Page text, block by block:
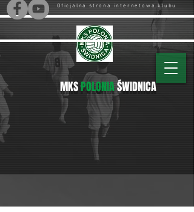
Oficjalna strona internetowa klubu
MKSPOLONIAŚWIDNICA